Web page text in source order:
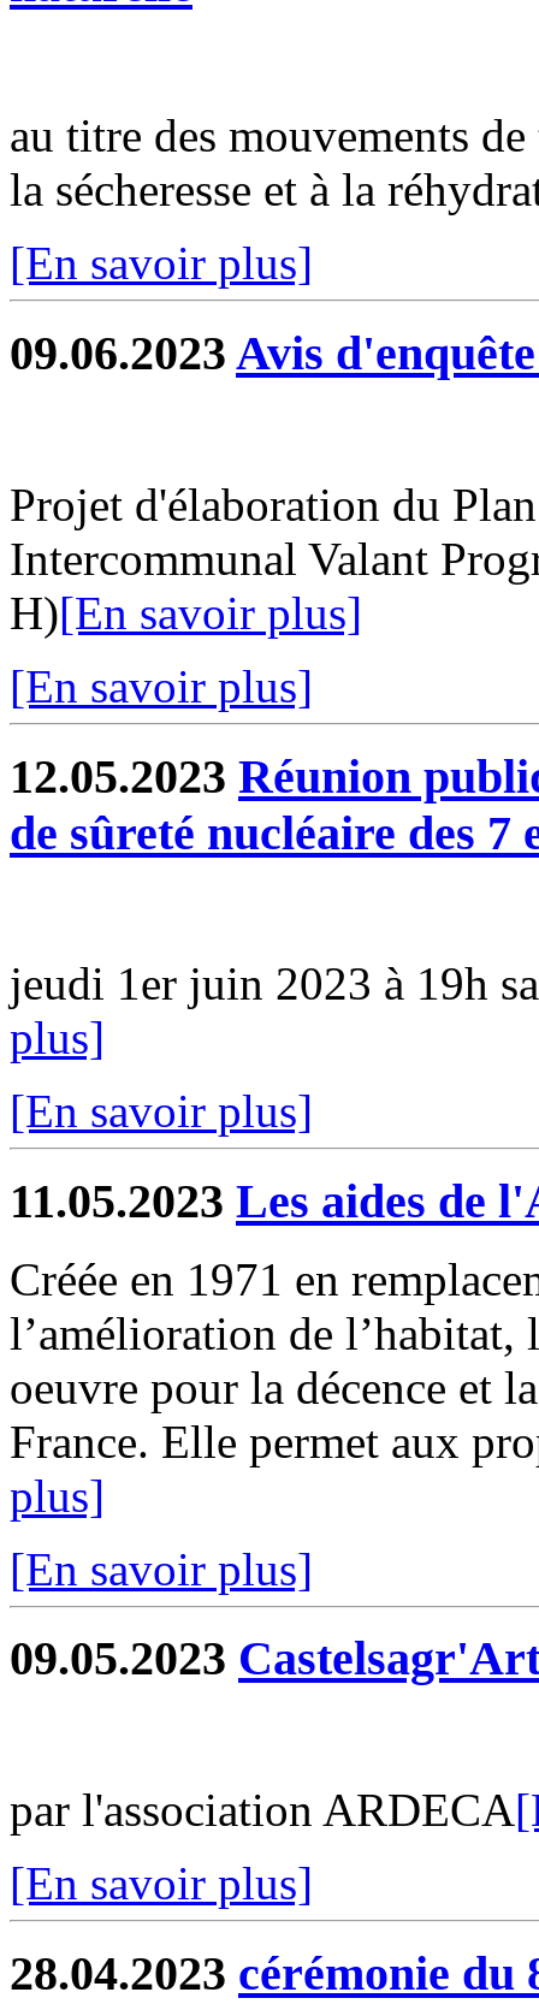
au titre des mouvements
la sécheresse et à la
[En savoir plus]
09.06.2023 Avis
Projet d'élaboration du
Intercommunal Valant
H)[En savoir plus]
[En savoir plus]
12.05.2023 Réunion
de sûreté nucléaire des 7
jeudi 1er juin 2023 à 19h
plus]
[En savoir plus]
11.05.2023 Les aides de
Créée en 1971 en
l’amélioration de l’habitat,
oeuvre pour la décence et
France. Elle permet aux
plus]
[En savoir plus]
09.05.2023
par l'association ARDECA
[En savoir plus]
28.04.2023 cérémonie du